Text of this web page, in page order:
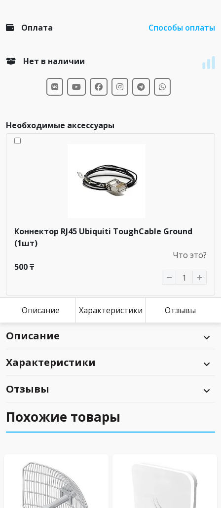
Оплата Способы оплаты
Нет в наличии
Необходимые аксессуары
Коннектор RJ45 Ubiquiti ToughCable Ground
(1шт)
Что это?
500 ₸
Описание Характеристики Отзывы
Описание
Характеристики
Отзывы
Похожие товары